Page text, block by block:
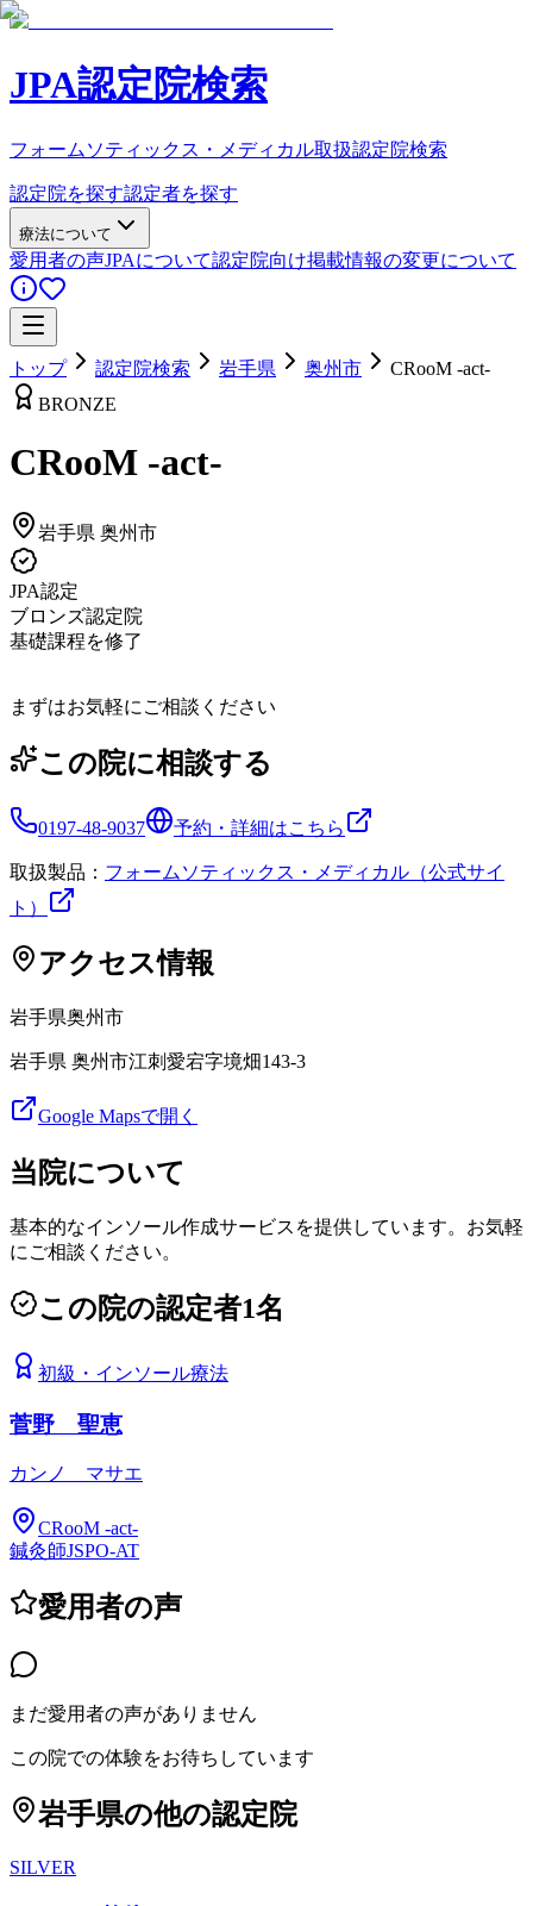
JPA認定院検索
フォームソティックス・メディカル取扱認定院検索
認定院を探す認定者を探す
療法について
愛用者の声JPAについて認定院向け掲載情報の変更について
トップ 認定院検索 岩手県 奥州市
CRooM -act-
BRONZE
CRooM -act-
岩手県 奥州市
JPA認定
ブロンズ認定院
基礎課程を修了
まずはお気軽にご相談ください
この院に相談する
0197-48-9037 予約・詳細はこちら
取扱製品： フォームソティックス・メディカル（公式サイ
ト）
アクセス情報
岩手県奥州市
岩手県 奥州市江刺愛宕字境畑143-3
Google Mapsで開く
当院について
基本的なインソール作成サービスを提供しています。お気軽
にご相談ください。
この院の認定者1名
初級 ・ インソール療法
菅野 聖恵
カンノ マサエ
CRooM -act-
鍼灸師JSPO-AT
愛用者の声
まだ愛用者の声がありません
この院での体験をお待ちしています
岩手県の他の認定院
SILVER